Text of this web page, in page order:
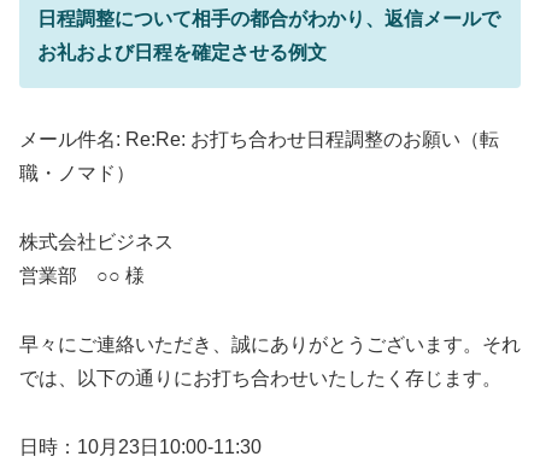
日程調整について相手の都合がわかり、返信メールで
お礼および日程を確定させる例文
メール件名: Re:Re: お打ち合わせ日程調整のお願い（転
職・ノマド）
株式会社ビジネス
営業部 ○○ 様
早々にご連絡いただき、誠にありがとうございます。それ
では、以下の通りにお打ち合わせいたしたく存じます。
日時：10月23日10:00-11:30